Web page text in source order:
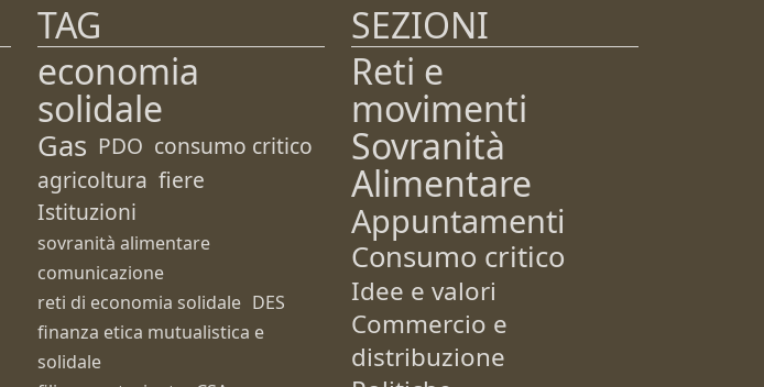
TAG
economia
solidale
Gas PDO consumo critico
agricoltura fiere
Istituzioni
sovranità alimentare
comunicazione
reti di economia solidale DES
finanza etica mutualistica e
solidale
SEZIONI
Reti e
movimenti
Sovranità
Alimentare
Appuntamenti
Consumo critico
Idee e valori
Commercio e
distribuzione